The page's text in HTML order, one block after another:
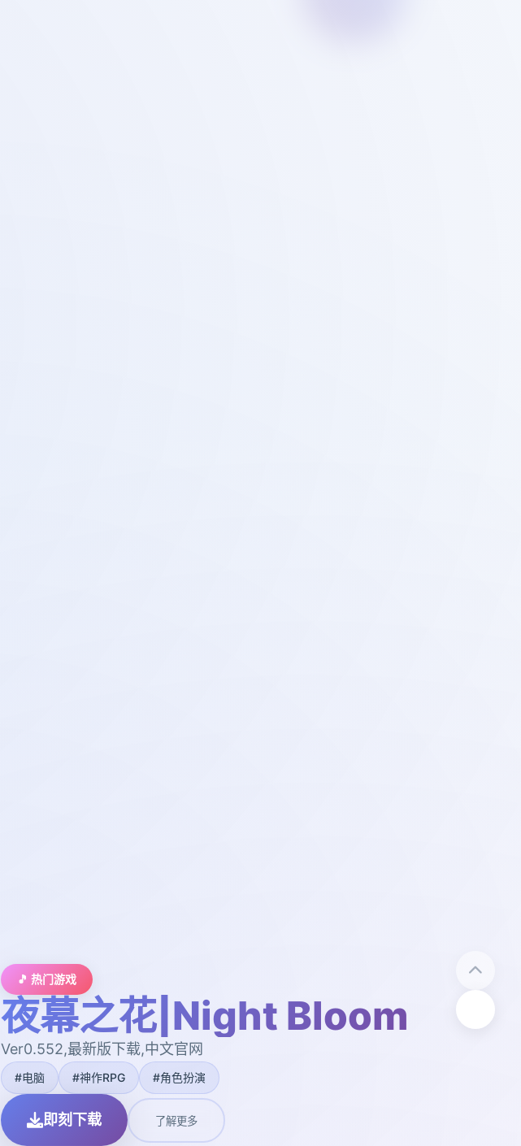
🎵 热门游戏
夜幕之花|Night Bloom
Ver0.552,最新版下载,中文官网
#电脑 #神作RPG #角色扮演
即刻下载 了解更多